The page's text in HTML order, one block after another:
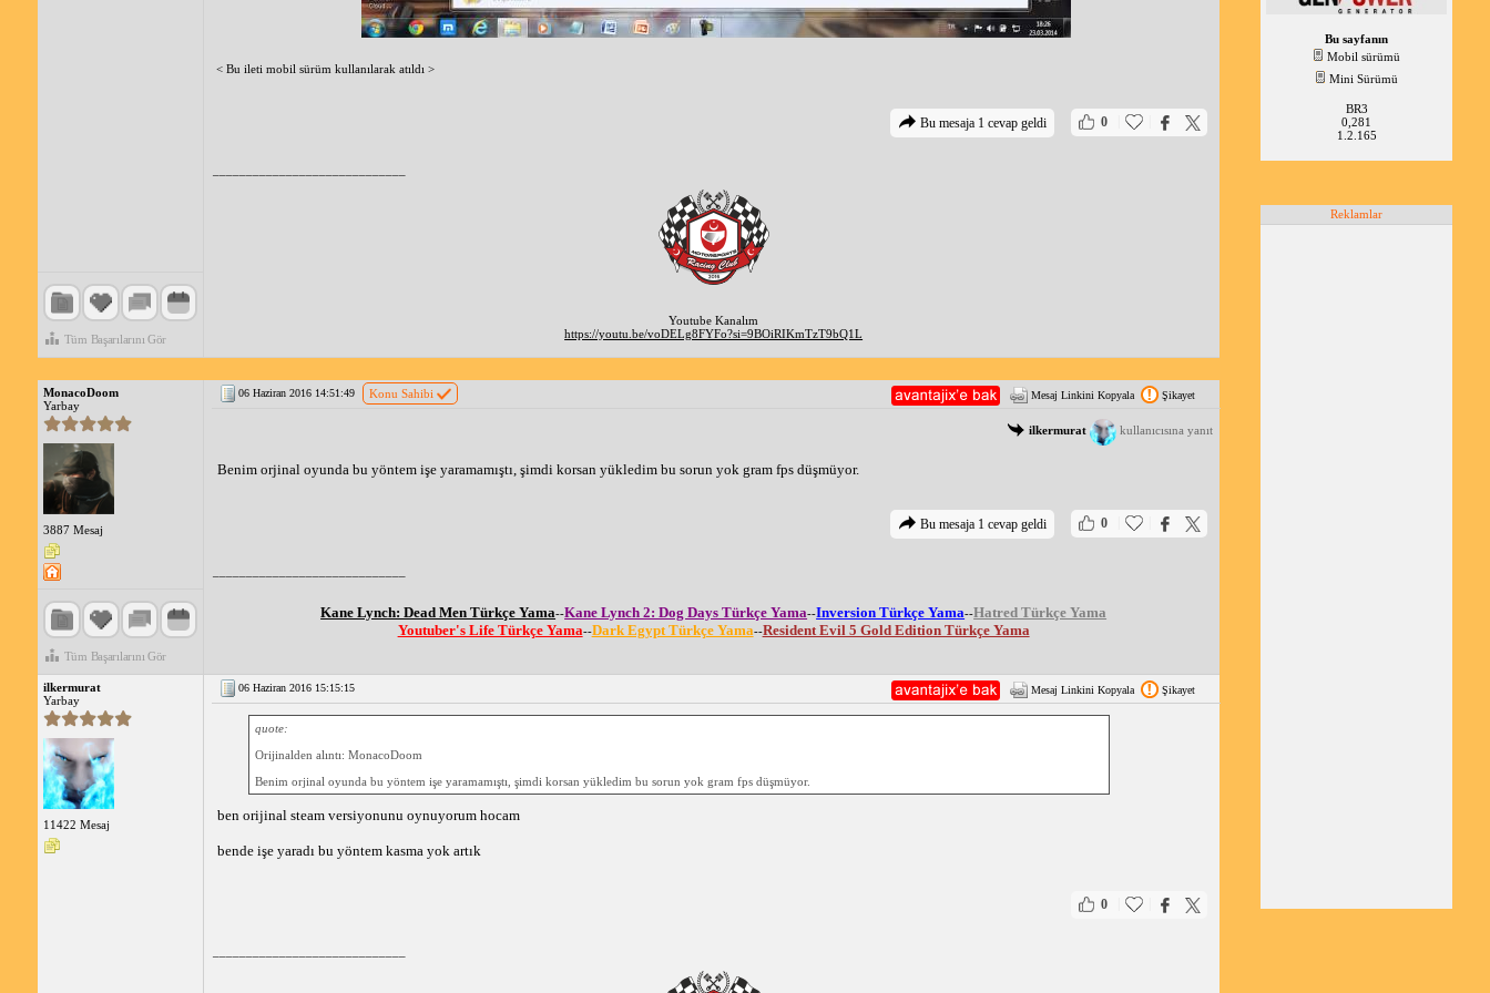
Tüm Başarılarını Gör
< Bu ileti mobil sürüm kullanılarak atıldı >
0
Bu mesaja 1 cevap geldi
Youtube Kanalım
https://youtu.be/voDELg8FYFo?si=9BOiRIKmTzT9bQ1L
MonacoDoom
Yarbay
3887 Mesaj
Tüm Başarılarını Gör
06 Haziran 2016 14:51:49 Konu Sahibi Mesaj Linkini Kopyala Şikayet
ilkermurat kullanıcısına yanıt
Benim orjinal oyunda bu yöntem işe yaramamıştı, şimdi korsan yükledim bu sorun yok gram fps düşmüyor.
0
Bu mesaja 1 cevap geldi
Kane Lynch: Dead Men Türkçe Yama--Kane Lynch 2: Dog Days Türkçe Yama--Inversion Türkçe Yama--Hatred Türkçe Yama
Youtuber's Life Türkçe Yama--Dark Egypt Türkçe Yama--Resident Evil 5 Gold Edition Türkçe Yama
ilkermurat
Yarbay
11422 Mesaj
06 Haziran 2016 15:15:15 Mesaj Linkini Kopyala Şikayet
quote:
Orijinalden alıntı: MonacoDoom
Benim orjinal oyunda bu yöntem işe yaramamıştı, şimdi korsan yükledim bu sorun yok gram fps düşmüyor.
ben orijinal steam versiyonunu oynuyorum hocam
bende işe yaradı bu yöntem kasma yok artık
0
Bu sayfanın
Mobil sürümü
Mini Sürümü
BR3
0,281
1.2.165
Reklamlar